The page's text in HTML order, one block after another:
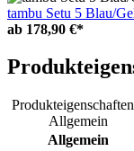
tambu Setu 5 Blau/
ab 178,90 €*
Allgemein
Allgemein